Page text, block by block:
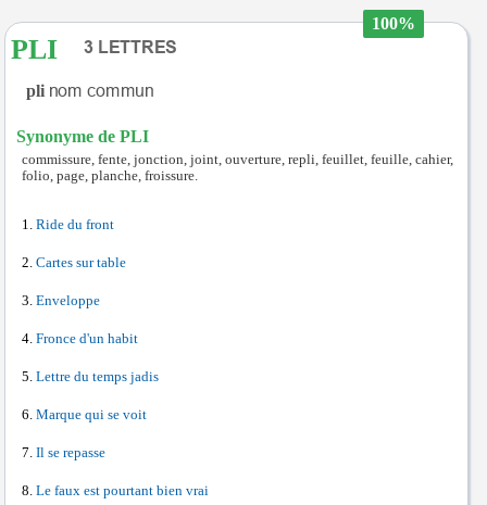
100%
PLI
pli
Synonyme de PLI
commissure, fente, jonction, joint, ouverture, repli, feuillet, feuille, cahier,
folio, page, planche, froissure.
Ride du front
Cartes sur table
Enveloppe
Fronce d'un habit
Lettre du temps jadis
Marque qui se voit
Il se repasse
Le faux est pourtant bien vrai